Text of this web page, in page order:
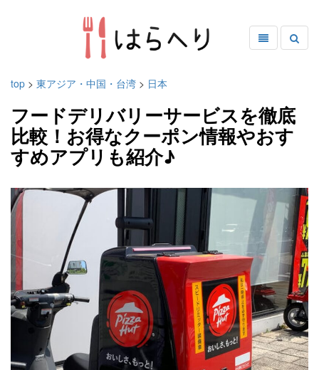
top > 東アジア・中国・台湾 > 日本
フードデリバリーサービスを徹底
比較！お得なクーポン情報やおす
すめアプリも紹介♪